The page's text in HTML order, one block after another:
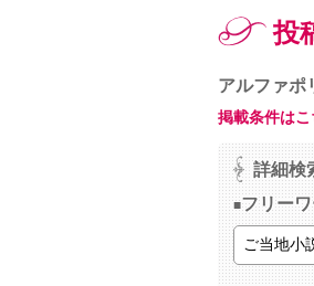
投
アルファポ
掲載条件はこ
詳細検
フリー